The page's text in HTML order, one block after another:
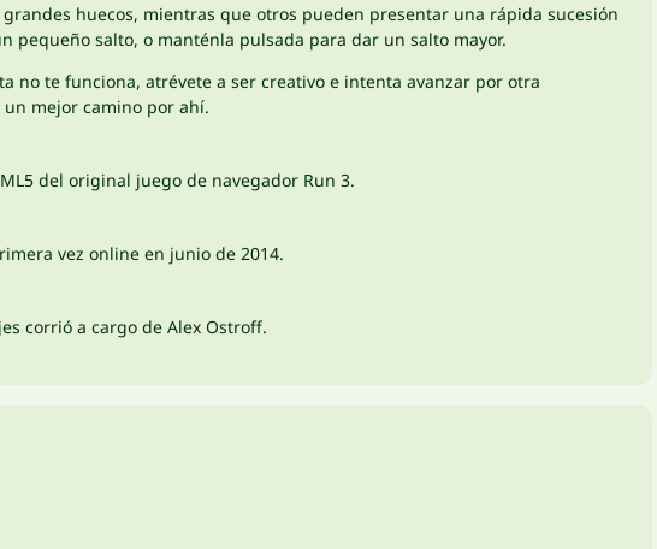
huecos, mientras que otros pueden presentar una rápida sucesión
pequeño salto, o manténla pulsada para dar un salto mayor.
te funciona, atrévete a ser creativo e intenta avanzar por otra
mejor camino por ahí.
del original juego de navegador Run 3.
vez online en junio de 2014.
corrió a cargo de Alex Ostroff.